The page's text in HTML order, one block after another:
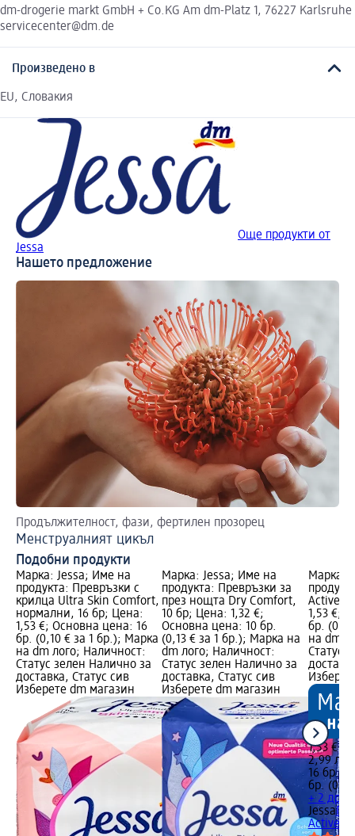
dm-drogerie markt GmbH + Co.KG Am dm-Platz 1, 76227 Karlsruhe
servicecenter@dm.de
Произведено в
EU, Словакия
Още продукти от
Jessa
Нашето предложение
Продължителност, фази, фертилен прозорец
Менструалният цикъл
Подобни продукти
Марка: Jessa; Име на
продукта: Превръзки с
крилца Ultra Skin Comfort,
нормални, 16 бр; Цена:
1,53 €; Основна цена: 16
бр. (0,10 € за 1 бр.); Марка
на dm лого; Наличност:
Статус зелен Налично за
доставка, Статус сив
Изберете dm магазин
Марка: Jessa; Име на
продукта: Превръзки за
през нощта Dry Comfort,
10 бр; Цена: 1,32 €;
Основна цена: 10 бр.
(0,13 € за 1 бр.); Марка на
dm лого; Наличност:
Статус зелен Налично за
доставка, Статус сив
Изберете dm магазин
Марка:
Active
1,53 €;
бр.
на dm
Статус
1,53 €
2,99 лв.
16 бр.
бр.
+ 2
Jessa
Active